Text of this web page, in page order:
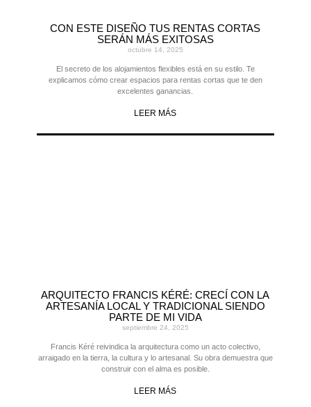
CON ESTE DISEÑO TUS RENTAS CORTAS
SERÁN MÁS EXITOSAS
octubre 14, 2025
El secreto de los alojamientos flexibles está en su estilo. Te
explicamos cómo crear espacios para rentas cortas que te den
excelentes ganancias.
LEER MÁS
ARQUITECTO FRANCIS KÉRÉ: CRECÍ CON LA
ARTESANÍA LOCAL Y TRADICIONAL SIENDO
PARTE DE MI VIDA
septiembre 24, 2025
Francis Kéré reivindica la arquitectura como un acto colectivo,
arraigado en la tierra, la cultura y lo artesanal. Su obra demuestra que
construir con el alma es posible.
LEER MÁS